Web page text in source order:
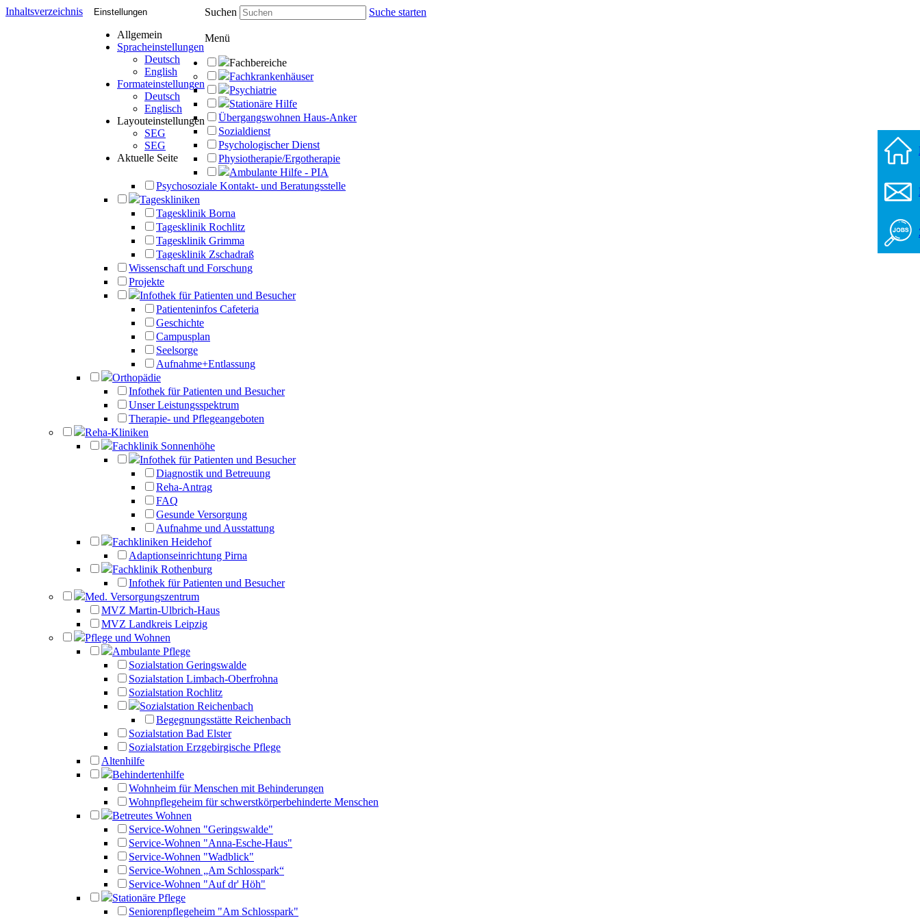
Inhaltsverzeichnis Einstellungen
Allgemein
Spracheinstellungen
Deutsch
English
Formateinstellungen
Deutsch
Englisch
Layouteinstellungen
SEG
SEG
Aktuelle Seite
Suchen Suche starten
Menü
Fachbereiche
Fachkrankenhäuser
Psychiatrie
Stationäre Hilfe
Übergangswohnen Haus-Anker
Sozialdienst
Psychologischer Dienst
Physiotherapie/Ergotherapie
Ambulante Hilfe - PIA
Psychosoziale Kontakt- und Beratungsstelle
Tageskliniken
Tagesklinik Borna
Tagesklinik Rochlitz
Tagesklinik Grimma
Tagesklinik Zschadraß
Wissenschaft und Forschung
Projekte
Infothek für Patienten und Besucher
Patienteninfos Cafeteria
Geschichte
Campusplan
Seelsorge
Aufnahme+Entlassung
Orthopädie
Infothek für Patienten und Besucher
Unser Leistungsspektrum
Therapie- und Pflegeangeboten
Reha-Kliniken
Fachklinik Sonnenhöhe
Infothek für Patienten und Besucher
Diagnostik und Betreuung
Reha-Antrag
FAQ
Gesunde Versorgung
Aufnahme und Ausstattung
Fachkliniken Heidehof
Adaptionseinrichtung Pirna
Fachklinik Rothenburg
Infothek für Patienten und Besucher
Med. Versorgungszentrum
MVZ Martin-Ulbrich-Haus
MVZ Landkreis Leipzig
Pflege und Wohnen
Ambulante Pflege
Sozialstation Geringswalde
Sozialstation Limbach-Oberfrohna
Sozialstation Rochlitz
Sozialstation Reichenbach
Begegnungsstätte Reichenbach
Sozialstation Bad Elster
Sozialstation Erzgebirgische Pflege
Altenhilfe
Behindertenhilfe
Wohnheim für Menschen mit Behinderungen
Wohnpflegeheim für schwerstkörperbehinderte Menschen
Betreutes Wohnen
Service-Wohnen "Geringswalde"
Service-Wohnen "Anna-Esche-Haus"
Service-Wohnen "Wadblick"
Service-Wohnen „Am Schlosspark“
Service-Wohnen "Auf dr' Höh"
Stationäre Pflege
Seniorenpflegeheim "Am Schlosspark"